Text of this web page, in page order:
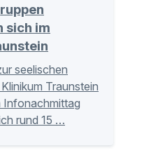
sich im
seelischen
Traunstein
Infonachmittag
rund 15 …